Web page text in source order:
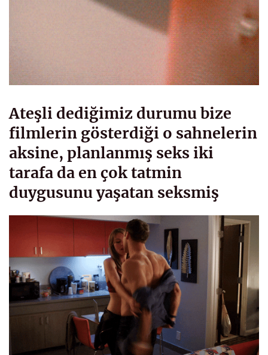
Ateşli dediğimiz durumu bize
filmlerin gösterdiği o sahnelerin
aksine, planlanmış seks iki
tarafa da en çok tatmin
duygusunu yaşatan seksmiş